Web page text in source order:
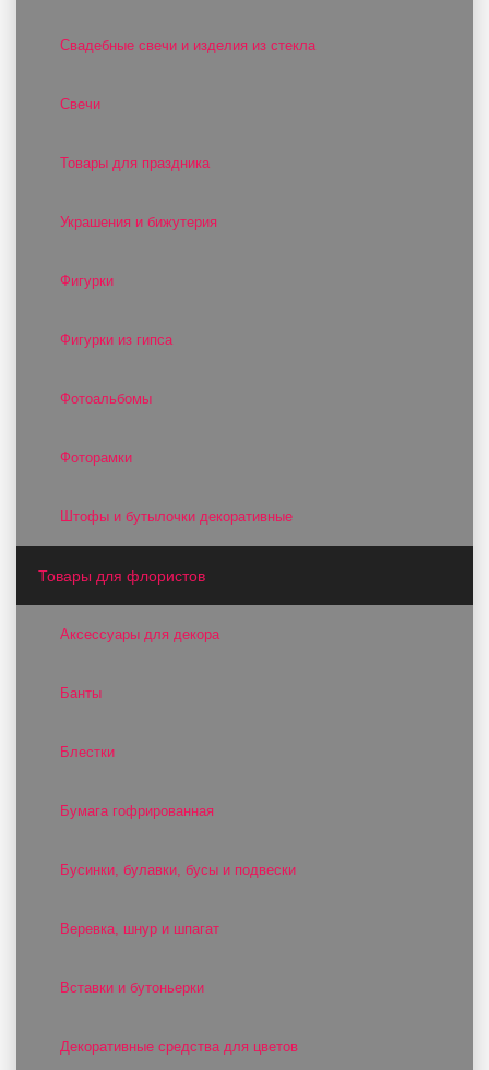
Свадебные свечи и изделия из стекла
Свечи
Товары для праздника
Украшения и бижутерия
Фигурки
Фигурки из гипса
Фотоальбомы
Фоторамки
Штофы и бутылочки декоративные
Товары для флористов
Аксессуары для декора
Банты
Блестки
Бумага гофрированная
Бусинки, булавки, бусы и подвески
Веревка, шнур и шпагат
Вставки и бутоньерки
Декоративные средства для цветов